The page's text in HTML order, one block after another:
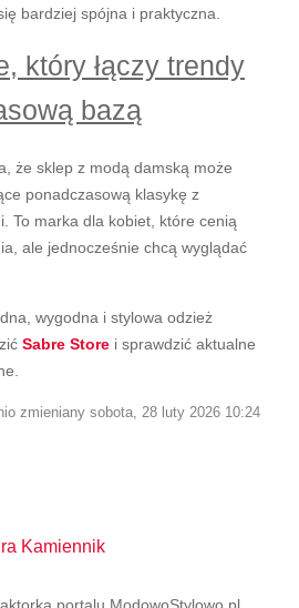
bardziej spójna i praktyczna.
który łączy trendy
bazą
że sklep z modą damską może
ponadczasową klasykę z
To marka dla kobiet, które cenią
ale jednocześnie chcą wyglądać
wygodna i stylowa odzież
Sabre Store i sprawdzić aktualne
zmieniany sobota, 28 luty 2026 10:24
Kamiennik